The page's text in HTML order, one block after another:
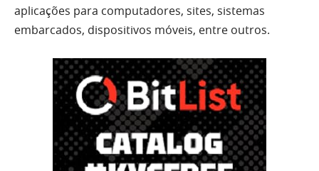
aplicações para computadores, sites, sistemas
embarcados, dispositivos móveis, entre outros.